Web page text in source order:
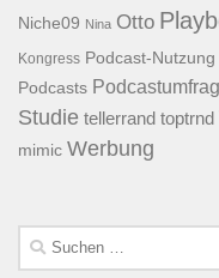
Niche09 Nina Otto
Kongress Podcast-Nutzung
Podcasts
Studie tellerrand toptrnd
mimic Werbung
Suchen
nach: